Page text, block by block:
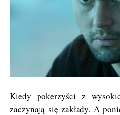
Kiedy pokerzyści z
zaczynają się zakłady. A